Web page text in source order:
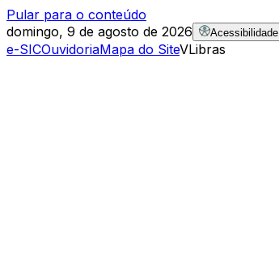
Pular para o conteúdo
domingo, 9 de agosto de 2026
Acessibilidade
e-SICOuvidoriaMapa do SiteVLibras